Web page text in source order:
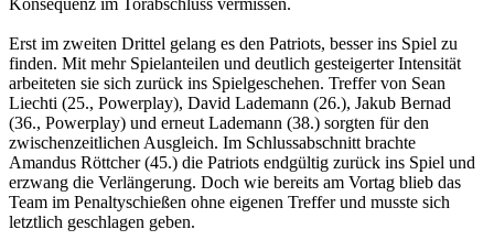
Konsequenz im Torabschluss vermissen.
Erst im zweiten Drittel gelang es den Patriots, besser ins Spiel zu
finden. Mit mehr Spielanteilen und deutlich gesteigerter Intensität
arbeiteten sie sich zurück ins Spielgeschehen. Treffer von Sean
Liechti (25., Powerplay), David Lademann (26.), Jakub Bernad
(36., Powerplay) und erneut Lademann (38.) sorgten für den
zwischenzeitlichen Ausgleich. Im Schlussabschnitt brachte
Amandus Röttcher (45.) die Patriots endgültig zurück ins Spiel und
erzwang die Verlängerung. Doch wie bereits am Vortag blieb das
Team im Penaltyschießen ohne eigenen Treffer und musste sich
letztlich geschlagen geben.